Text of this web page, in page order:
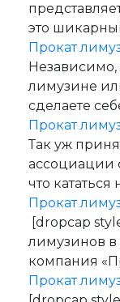
это
Прокат
Независимо,
лимузине
сделаете
Прокат
Так уж
ассоциации
что
Прокат
[dropcap
лимузинов в
компания
Прокат